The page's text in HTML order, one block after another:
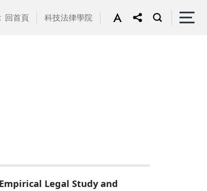
回首頁 科技法律學院
Legal Study and